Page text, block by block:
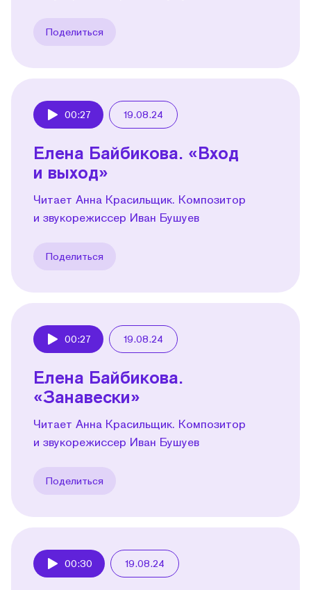
Поделиться
00:27 19.08.24
Елена Байбикова. «Вход
и выход»
Читает Анна Красильщик. Композитор
и звукорежиссер Иван Бушуев
Поделиться
00:27 19.08.24
Елена Байбикова.
«Занавески»
Читает Анна Красильщик. Композитор
и звукорежиссер Иван Бушуев
Поделиться
00:30 19.08.24